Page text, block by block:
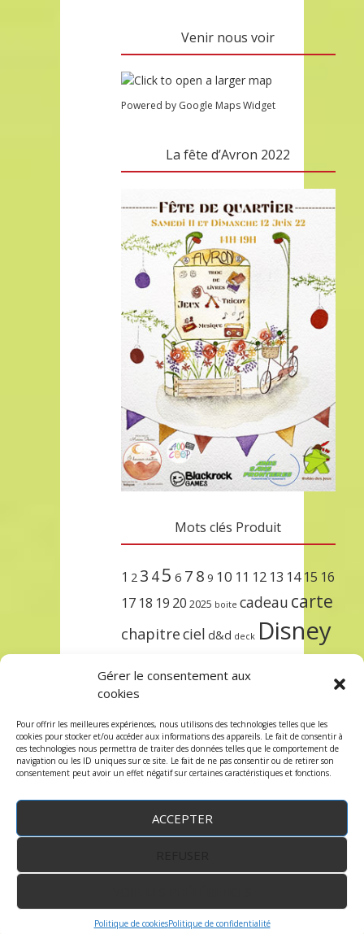
Gérer le consentement aux
cookies
Pour offrir les meilleures expériences, nous utilisons des technologies telles que les
cookies pour stocker et/ou accéder aux informations des appareils. Le fait de consentir à
ces technologies nous permettra de traiter des données telles que le comportement de
navigation ou les ID uniques sur ce site. Le fait de ne pas consentir ou de retirer son
consentement peut avoir un effet négatif sur certaines caractéristiques et fonctions.
ACCEPTER
Politique de cookiesPolitique de confidentialité
Venir nous voir
Powered by Google Maps Widget
La fête d’Avron 2022
Mots clés Produit
1 2 3 45 6 7 8 9 10 11 12 13 14 15 16
17 18 19 20 2025 boite cadeau carte
chapitreciel d&d deck Disney
lorcana
protègeprécommandesetsleeve
terre trois unlockursula étincelant
Copyright © 2023 robindesjeux.com -Mentions